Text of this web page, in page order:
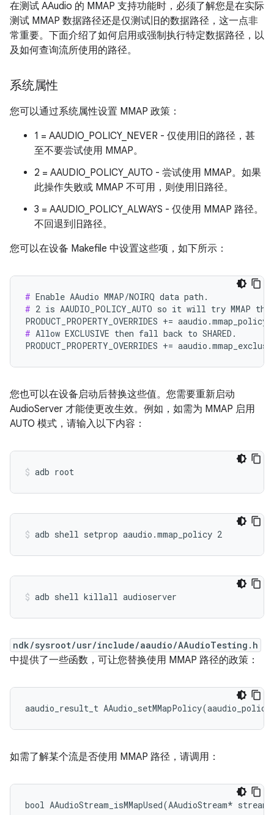
在测试 AAudio 的 MMAP 支持功能时，必须了解您是在实际
测试 MMAP 数据路径还是仅测试旧的数据路径，这一点非
常重要。下面介绍了如何启用或强制执行特定数据路径，以
及如何查询流所使用的路径。
系统属性
您可以通过系统属性设置 MMAP 政策：
1 = AAUDIO_POLICY_NEVER - 仅使用旧的路径，甚
至不要尝试使用 MMAP。
2 = AAUDIO_POLICY_AUTO - 尝试使用 MMAP。如果
此操作失败或 MMAP 不可用，则使用旧路径。
3 = AAUDIO_POLICY_ALWAYS - 仅使用 MMAP 路径。
不回退到旧路径。
您可以在设备 Makefile 中设置这些项，如下所示：
#
# 2 is AAUDIO_POLICY_AUTO so it will try MMAP
# Allow EXCLUSIVE then fall back to SHARED.
PRODUCT_PROPERTY_OVERRIDES +=
您也可以在设备启动后替换这些值。您需要重新启动
AudioServer 才能使更改生效。例如，如需为 MMAP 启用
AUTO 模式，请输入以下内容：
ndk/sysroot/usr/include/aaudio/AAudioTesting.h
中提供了一些函数，可让您替换使用 MMAP 路径的政策：
aaudio_result_t
如需了解某个流是否使用 MMAP 路径，请调用：
bool AAudioStream_isMMapUsed(AAudioStream*